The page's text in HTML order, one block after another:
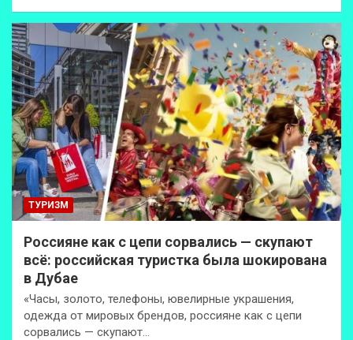
ТУРИЗМ
Россияне как с цепи сорвались — скупают
всё: российская туристка была шокирована
в Дубае
«Часы, золото, телефоны, ювелирные украшения,
одежда от мировых брендов, россияне как с цепи
сорвались — скупают…